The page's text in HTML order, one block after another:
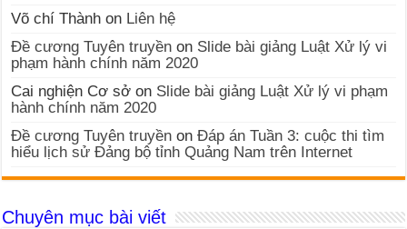
Võ chí Thành on Liên hệ
Đề cương Tuyên truyền on Slide bài giảng Luật Xử lý vi
phạm hành chính năm 2020
Cai nghiện Cơ sở on Slide bài giảng Luật Xử lý vi phạm
hành chính năm 2020
Đề cương Tuyên truyền onĐáp án Tuần 3: cuộc thi tìm
hiểu lịch sử Đảng bộ tỉnh Quảng Nam trên Internet
Chuyên mục bài viết